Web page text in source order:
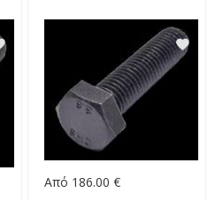
Από 186.00 €